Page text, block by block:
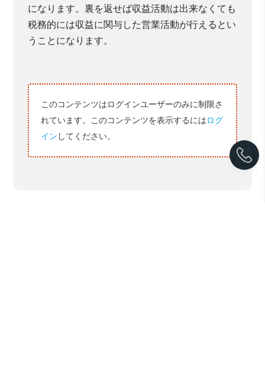
になります。裏を返せば収益活動は出来なくても
税務的には収益に関与した営業活動が行えるとい
うことになります。
このコンテンツはログインユーザーのみに制限さ
れています。このコンテンツを表示するにはログ
イン してください。